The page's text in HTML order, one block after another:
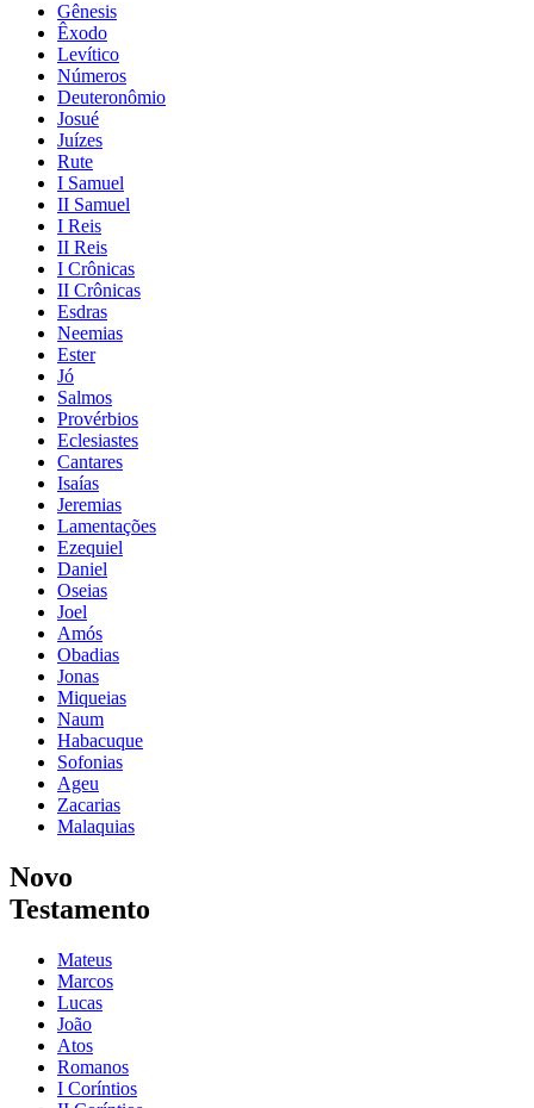
Gênesis
Êxodo
Levítico
Números
Deuteronômio
Josué
Juízes
Rute
I Samuel
II Samuel
I Reis
II Reis
I Crônicas
II Crônicas
Esdras
Neemias
Ester
Jó
Salmos
Provérbios
Eclesiastes
Cantares
Isaías
Jeremias
Lamentações
Ezequiel
Daniel
Oseias
Joel
Amós
Obadias
Jonas
Miqueias
Naum
Habacuque
Sofonias
Ageu
Zacarias
Malaquias
Novo
Testamento
Mateus
Marcos
Lucas
João
Atos
Romanos
I Coríntios